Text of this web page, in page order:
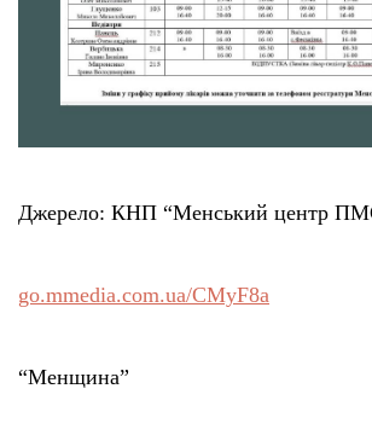
Джерело: КНП “Менський центр
go.mmedia.com.ua/CMyF8a
“Менщина”